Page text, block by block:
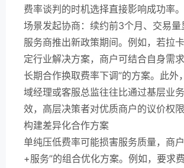
费率谈判的时机选择直接影响成功率
场景发起协商：续约前3个月、交易量
服务商推出新政策期间。例如，若拉
定行业解决方案，商户可结合自身需
长期合作换取费率下调”的方案。此外
域经理或客服总监往往比通过基层业
效，高层决策者对优质商户的议价权限
构建差异化合作方案
单纯压低费率可能损害服务质量，商
+服务”的组合优化方案。例如，要求